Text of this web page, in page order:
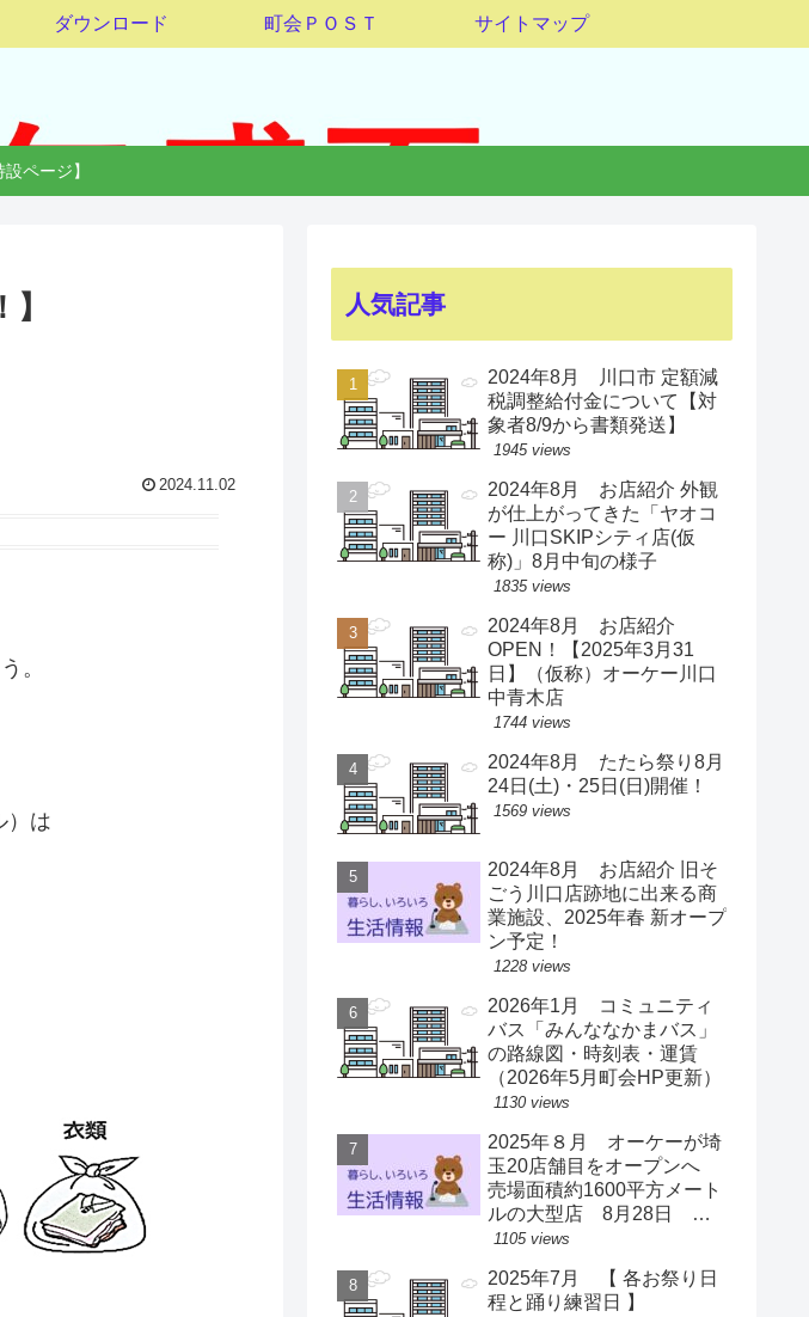
ダウンロード 町会ＰＯＳＴ サイトマップ
設ページ】
2024.11.02
。
）は
人気記事
2024年8月 川口市 定額減
税調整給付金について【対
象者8/9から書類発送】
1945 views
2024年8月 お店紹介 外観
が仕上がってきた「ヤオコ
ー 川口SKIPシティ店(仮
称)」8月中旬の様子
1835 views
2024年8月 お店紹介
OPEN！【2025年3月31
日】（仮称）オーケー川口
中青木店
1744 views
2024年8月 たたら祭り8月
24日(土)・25日(日)開催！
1569 views
2024年8月 お店紹介 旧そ
ごう川口店跡地に出来る商
業施設、2025年春 新オープ
ン予定！
1228 views
2026年1月 コミュニティ
バス「みんななかまバス」
の路線図・時刻表・運賃
（2026年5月町会HP更新）
1130 views
2025年８月 オーケーが埼
玉20店舗目をオープンへ
売場面積約1600平方メート
ルの大型店 8月28日 ス
ーパー激戦区に【出店情
1105 views
2025年7月 【 各お祭り日
程と踊り練習日 】